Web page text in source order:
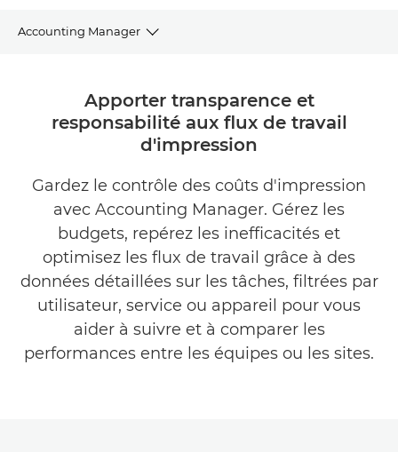
Accounting Manager
AVANTAGES
TÉLÉCHARGER LE LOGICIEL
Apporter transparence et
responsabilité aux flux de travail
d'impression
Gardez le contrôle des coûts d'impression
avec Accounting Manager. Gérez les
budgets, repérez les inefficacités et
optimisez les flux de travail grâce à des
données détaillées sur les tâches, filtrées par
utilisateur, service ou appareil pour vous
aider à suivre et à comparer les
performances entre les équipes ou les sites.